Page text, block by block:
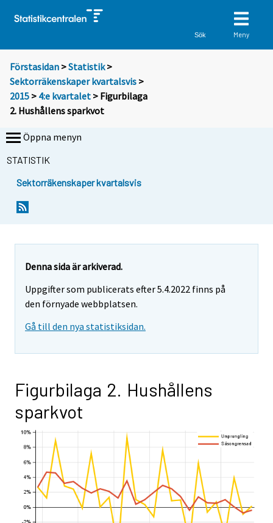
Sök Meny
Förstasidan >Statistik >
Sektorräkenskaper kvartalsvis >
2015 > 4:e kvartalet > Figurbilaga
2. Hushållens sparkvot
Öppna menyn
STATISTIK
Sektorräkenskaper kvartalsvis
Denna sida är arkiverad.
Uppgifter som publicerats efter 5.4.2022 finns på
den förnyade webbplatsen.
Gå till den nya statistiksidan.
Figurbilaga 2. Hushållens
sparkvot